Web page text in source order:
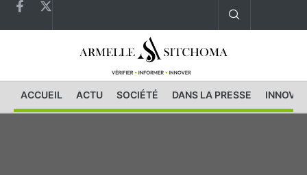
ACCUEIL ACTU SOCIÉTÉ DANS LA PRESSE